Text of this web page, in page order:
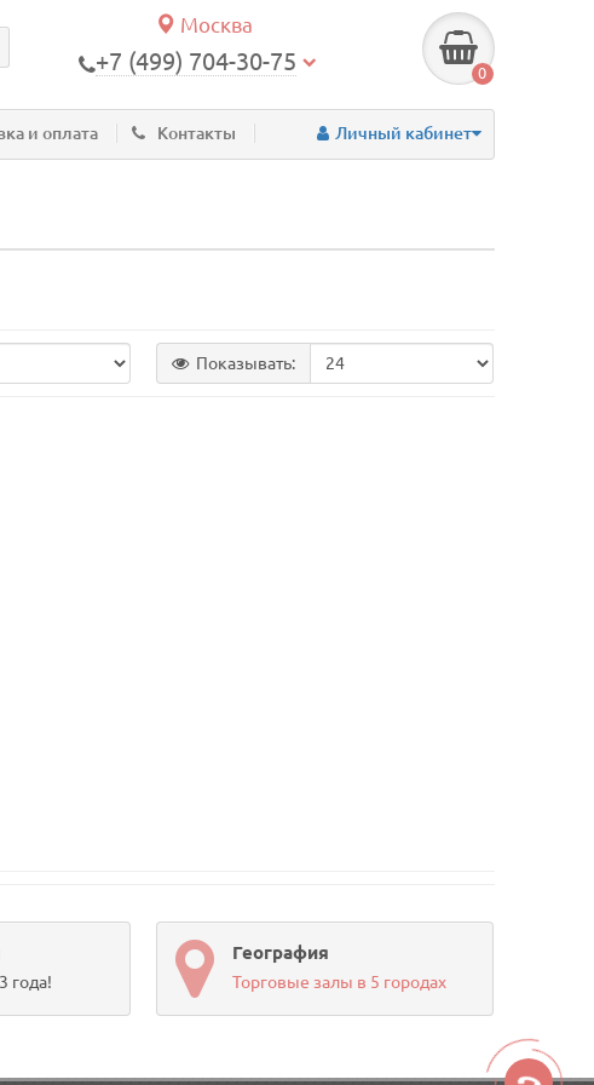
Москва
+7 (499) 704-30-75 0
и оплата Контакты Личный кабинет
Показывать:
года!
География
Торговые залы в 5 городах